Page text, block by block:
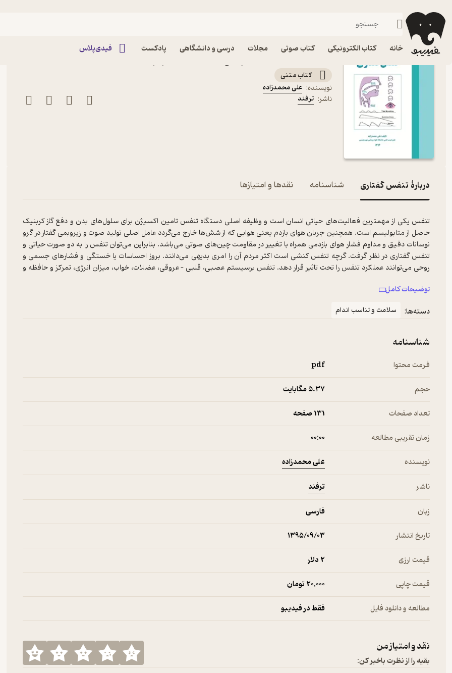
خانه کتاب الکترونیکی کتاب صوتی مجلات درسی و دانشگاهی پادکست فیدی‌پلاس
فیدیبو کتاب الکترونیکی
کتاب متنی
نویسنده: علی محمدزاده
ناشر: ترفند
دربارۀ تنفس گفتاری شناسنامه نقدها و امتیازها
تنفس یکی از مهمترین فعالیت‌های حیاتی انسان است و وظیفه اصلی دستگاه تنفس تامین اکسیژن برای سلول‌های بدن و دفع گاز کربنیک
حاصل از متابولیسم است. همچنین جریان هوای بازدم یعنی هوایی که از شش‌ها خارج می‌گردد عامل اصلی تولید صوت و زیروبمی گفتار در گرو
نوسانات دقیق و مداوم فشار هوای بازدمی همراه با تغییر در مقاومت چین‌های صوتی می‌باشد. بنابراین می‌توان تنفس را به دو صورت حیاتی و
تنفس گفتاری در نظر گرفت. گرچه تنفس کنشی است اکثر مردم آن را امری بدیهی می‌دانند. بروز احساسات یا خستگی و فشارهای جسمی و
روحی می‌توانند عملکرد تنفس را تحت تاثیر قرار دهد. تنفس برسیستم عصبی، قلبی – عروقی، عضلات، خواب، میزان انرژی، تمرکز و حافظه و
توضیحات کامل
دسته‌ها:
سلامت و تناسب اندام
شناسنامه
فرمت محتوا pdf
حجم 5.۳۷ مگابایت
تعداد صفحات 131 صفحه
زمان تقریبی مطالعه ۰۰:۰۰
نویسنده علی محمدزاده
ناشر ترفند
زبان فارسی
تاریخ انتشار ۱۳۹۵/۰۹/۰۳
قیمت ارزی 2 دلار
قیمت چاپی 20,000 تومان
مطالعه و دانلود فایل فقط در فیدیبو
نقد و امتیاز من
بقیه را از نظرت باخبر کن: